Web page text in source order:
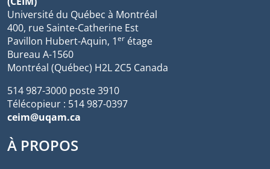
Université du Québec à Montréal
400, rue Sainte-Catherine Est
Pavillon Hubert-Aquin, 1er étage
Bureau A-1560
Montréal (Québec) H2L 2C5 Canada
514 987-3000 poste 3910
Télécopieur : 514 987-0397
ceim@uqam.ca
À PROPOS